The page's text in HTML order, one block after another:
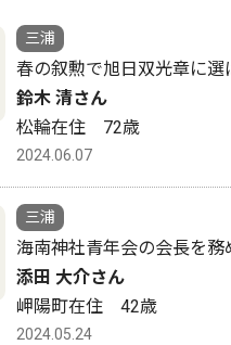
三浦
春の叙勲で旭日双光章に選
鈴木 清さん
松輪在住 72歳
2024.06.07
三浦
海南神社青年会の会長を務
添田 大介さん
岬陽町在住 42歳
2024.05.24